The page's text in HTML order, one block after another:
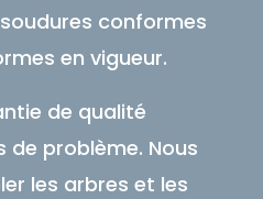
conformes
en vigueur.
de qualité
de problème. Nous
les arbres et les